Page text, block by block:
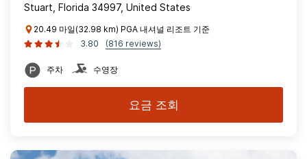
Stuart, Florida 34997, United States
20.49 마일(32.98 km) PGA 내셔널 리조트 기준
3.80
(816 reviews)
주차 수영장
요금 조회